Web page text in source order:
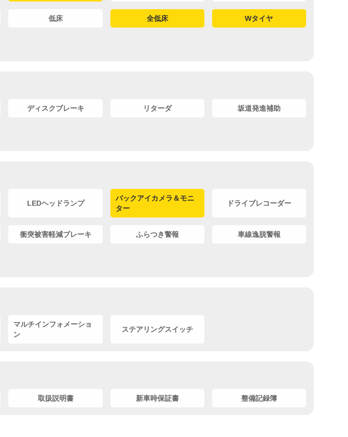
低床 全低床 Wタイヤ
ディスクブレーキ リターダ 坂道発進補助
LEDヘッドランプ
バックアイカメラ＆モニ
ター
ドライブレコーダー
衝突被害軽減ブレーキ ふらつき警報 車線逸脱警報
マルチインフォメーショ
ン
ステアリングスイッチ
取扱説明書 新車時保証書 整備記録簿